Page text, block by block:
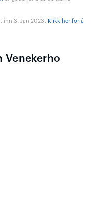
inn 3. Jan 2023. Klikk her for å
Venekerho